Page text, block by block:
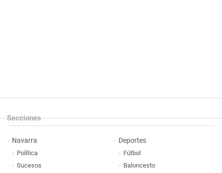
Secciones
Navarra
Política
Sucesos
Deportes
Fútbol
Baloncesto